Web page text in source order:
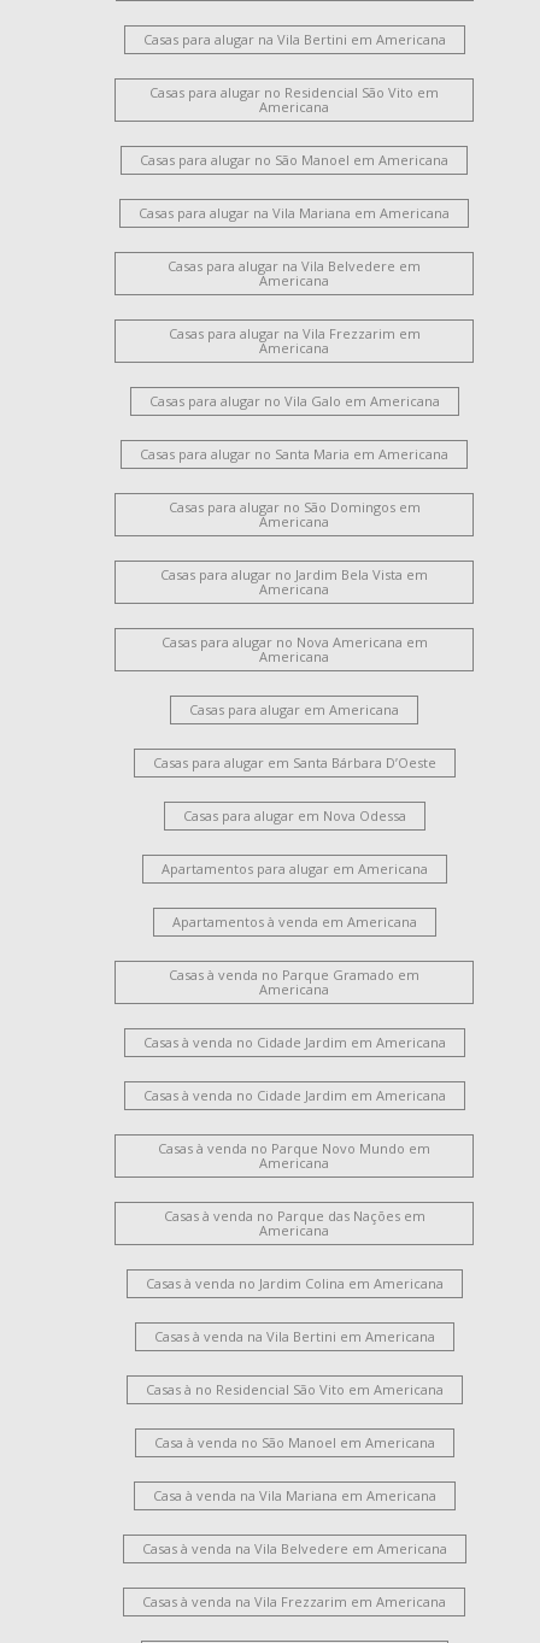
Casas para alugar na Vila Bertini em Americana
Casas para alugar no Residencial São Vito em
Americana
Casas para alugar no São Manoel em Americana
Casas para alugar na Vila Mariana em Americana
Casas para alugar na Vila Belvedere em
Americana
Casas para alugar na Vila Frezzarim em
Americana
Casas para alugar no Vila Galo em Americana
Casas para alugar no Santa Maria em Americana
Casas para alugar no São Domingos em
Americana
Casas para alugar no Jardim Bela Vista em
Americana
Casas para alugar no Nova Americana em
Americana
Casas para alugar em Americana
Casas para alugar em Santa Bárbara D’Oeste
Casas para alugar em Nova Odessa
Apartamentos para alugar em Americana
Apartamentos à venda em Americana
Casas à venda no Parque Gramado em
Americana
Casas à venda no Cidade Jardim em Americana
Casas à venda no Cidade Jardim em Americana
Casas à venda no Parque Novo Mundo em
Americana
Casas à venda no Parque das Nações em
Americana
Casas à venda no Jardim Colina em Americana
Casas à venda na Vila Bertini em Americana
Casas à no Residencial São Vito em Americana
Casa à venda no São Manoel em Americana
Casa à venda na Vila Mariana em Americana
Casas à venda na Vila Belvedere em Americana
Casas à venda na Vila Frezzarim em Americana